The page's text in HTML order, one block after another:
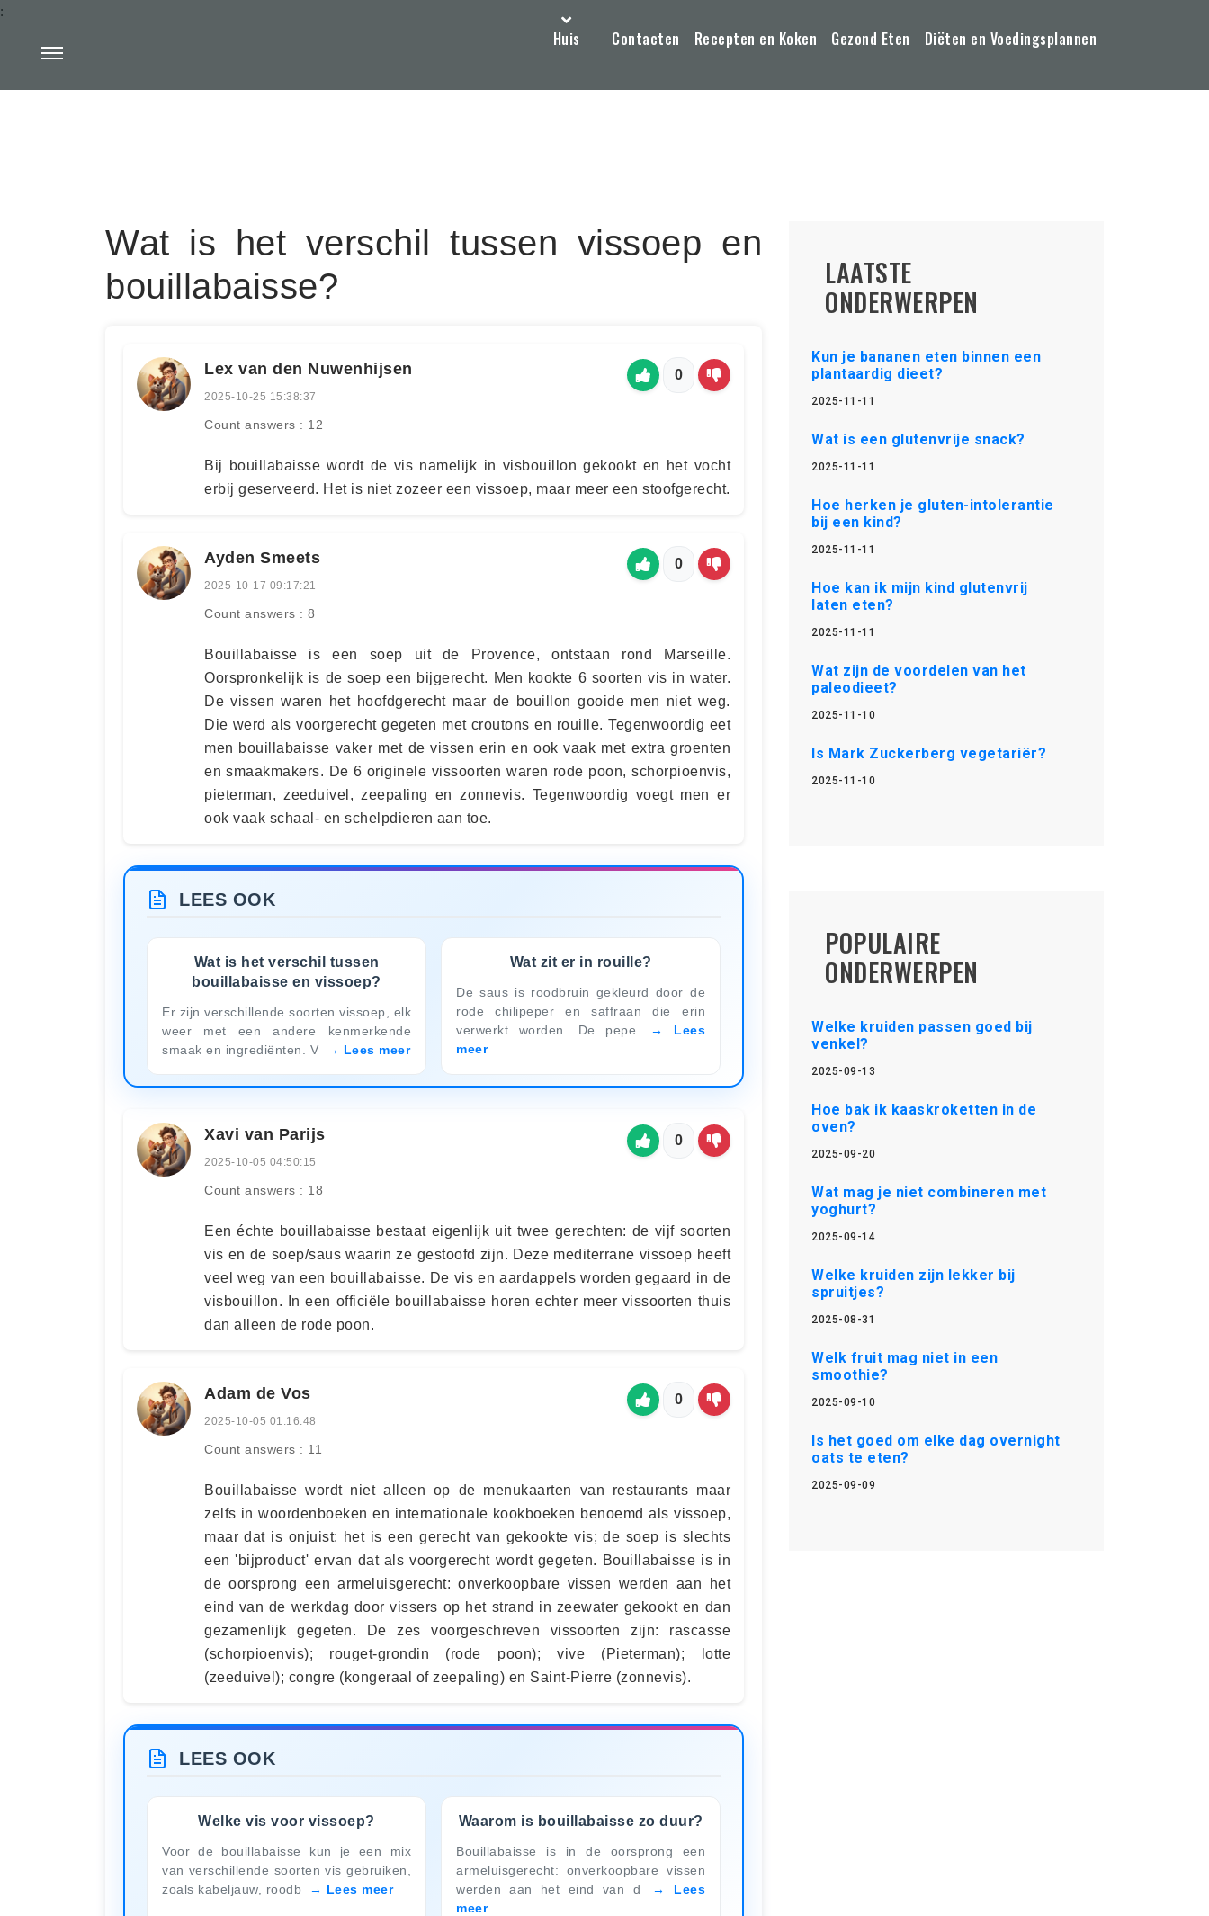
Huis Contacten Recepten en Koken Gezond Eten Diëten en Voedingsplannen
:
Wat is het verschil tussen vissoep en
bouillabaisse?
Lex van den Nuwenhijsen
2025-10-25 15:38:37
Count answers : 12
0
Bij bouillabaisse wordt de vis namelijk in visbouillon gekookt en het vocht
erbij geserveerd. Het is niet zozeer een vissoep, maar meer een stoofgerecht.
Ayden Smeets
2025-10-17 09:17:21
Count answers : 8
0
Bouillabaisse is een soep uit de Provence, ontstaan rond Marseille.
Oorspronkelijk is de soep een bijgerecht. Men kookte 6 soorten vis in water.
De vissen waren het hoofdgerecht maar de bouillon gooide men niet weg.
Die werd als voorgerecht gegeten met croutons en rouille. Tegenwoordig eet
men bouillabaisse vaker met de vissen erin en ook vaak met extra groenten
en smaakmakers. De 6 originele vissoorten waren rode poon, schorpioenvis,
pieterman, zeeduivel, zeepaling en zonnevis. Tegenwoordig voegt men er
ook vaak schaal- en schelpdieren aan toe.
LEES OOK
Wat is het verschil tussen
bouillabaisse en vissoep?
Er zijn verschillende soorten vissoep, elk
weer met een andere kenmerkende
smaak en ingrediënten. V
Lees meer
Wat zit er in rouille?
De saus is roodbruin gekleurd door de
rode chilipeper en saffraan die erin
verwerkt worden. De pepe
Lees
meer
Xavi van Parijs
2025-10-05 04:50:15
Count answers : 18
0
Een échte bouillabaisse bestaat eigenlijk uit twee gerechten: de vijf soorten
vis en de soep/saus waarin ze gestoofd zijn. Deze mediterrane vissoep heeft
veel weg van een bouillabaisse. De vis en aardappels worden gegaard in de
visbouillon. In een officiële bouillabaisse horen echter meer vissoorten thuis
dan alleen de rode poon.
Adam de Vos
2025-10-05 01:16:48
Count answers : 11
0
Bouillabaisse wordt niet alleen op de menukaarten van restaurants maar
zelfs in woordenboeken en internationale kookboeken benoemd als vissoep,
maar dat is onjuist: het is een gerecht van gekookte vis; de soep is slechts
een 'bijproduct' ervan dat als voorgerecht wordt gegeten. Bouillabaisse is in
de oorsprong een armeluisgerecht: onverkoopbare vissen werden aan het
eind van de werkdag door vissers op het strand in zeewater gekookt en dan
gezamenlijk gegeten. De zes voorgeschreven vissoorten zijn: rascasse
(schorpioenvis); rouget-grondin (rode poon); vive (Pieterman); lotte
(zeeduivel); congre (kongeraal of zeepaling) en Saint-Pierre (zonnevis).
LEES OOK
Welke vis voor vissoep?
Voor de bouillabaisse kun je een mix
van verschillende soorten vis gebruiken,
zoals kabeljauw, roodb
Lees meer
Waarom is bouillabaisse zo duur?
Bouillabaisse is in de oorsprong een
armeluisgerecht: onverkoopbare vissen
werden aan het eind van d
Lees
meer
LAATSTE
ONDERWERPEN
Kun je bananen eten binnen een
plantaardig dieet?
2025-11-11
Wat is een glutenvrije snack?
2025-11-11
Hoe herken je gluten-intolerantie
bij een kind?
2025-11-11
Hoe kan ik mijn kind glutenvrij
laten eten?
2025-11-11
Wat zijn de voordelen van het
paleodieet?
2025-11-10
Is Mark Zuckerberg vegetariër?
2025-11-10
POPULAIRE
ONDERWERPEN
Welke kruiden passen goed bij
venkel?
2025-09-13
Hoe bak ik kaaskroketten in de
oven?
2025-09-20
Wat mag je niet combineren met
yoghurt?
2025-09-14
Welke kruiden zijn lekker bij
spruitjes?
2025-08-31
Welk fruit mag niet in een
smoothie?
2025-09-10
Is het goed om elke dag overnight
oats te eten?
2025-09-09